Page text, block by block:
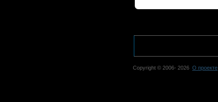
Copyright © 2006- 2026 О проекте